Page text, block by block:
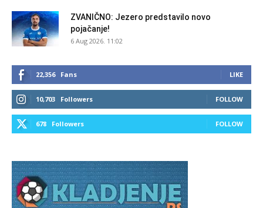
ZVANIČNO: Jezero predstavilo novo
pojačanje!
6 Aug 2026. 11:02
22,356 Fans LIKE
10,703 Followers FOLLOW
678 Followers FOLLOW